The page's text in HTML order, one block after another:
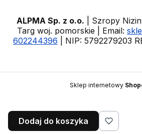
ALPMA Sp. z o.o. | Szropy
Targ woj. pomorskie | Email:
602244396 | NIP: 5792279203
Sklep internetowy
Dodaj do koszyka